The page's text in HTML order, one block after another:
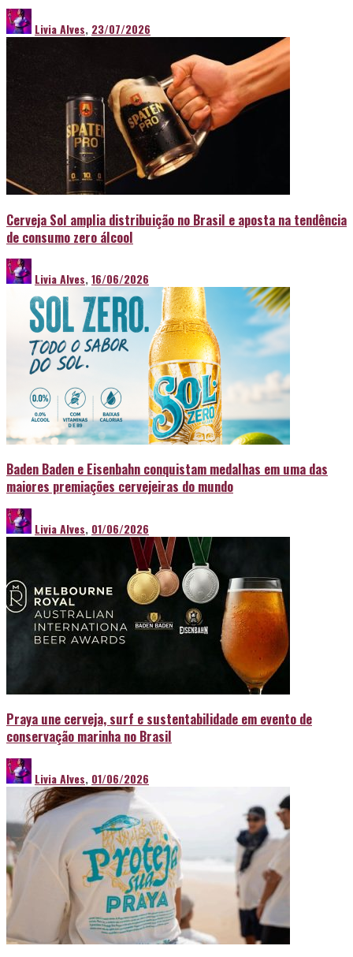
Livia Alves, 23/07/2026
Cerveja Sol amplia distribuição no Brasil e aposta na tendência
de consumo zero álcool
Livia Alves,16/06/2026
Baden Baden e Eisenbahn conquistam medalhas em uma das
maiores premiações cervejeiras do mundo
Livia Alves, 01/06/2026
Praya une cerveja, surf e sustentabilidade em evento de
conservação marinha no Brasil
Livia Alves, 01/06/2026